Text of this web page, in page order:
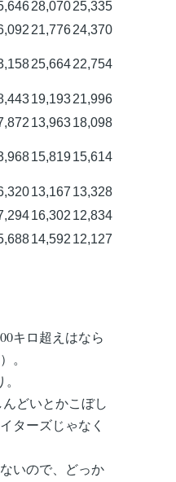
28,07025,335
21,77624,370
25,66422,754
19,19321,996
13,96318,098
15,81915,614
13,167 13,328
16,302 12,834
14,592 12,127
キロ超えはなら
。
どいとかこぼし
ターズじゃなく
いので、どっか